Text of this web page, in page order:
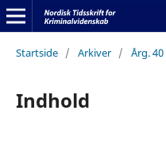
Startside / Arkiver / Årg.
Indhold